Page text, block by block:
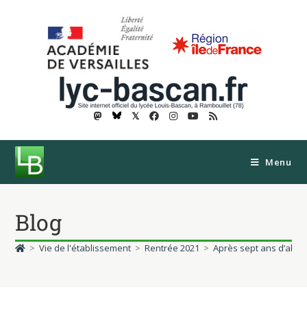
𝕏
Menu
Blog
> Vie de l'établissement > Rentrée 2021 > Après sept ans